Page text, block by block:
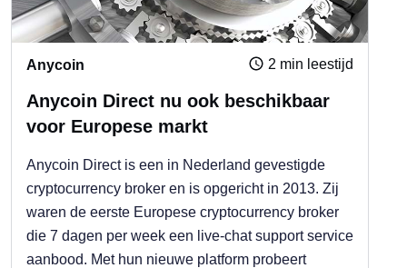
Anycoin 2 min leestijd
Anycoin Direct nu ook beschikbaar
voor Europese markt
Anycoin Direct is een in Nederland gevestigde
cryptocurrency broker en is opgericht in 2013. Zij
waren de eerste Europese cryptocurrency broker
die 7 dagen per week een live-chat support service
aanbood. Met hun nieuwe platform probeert